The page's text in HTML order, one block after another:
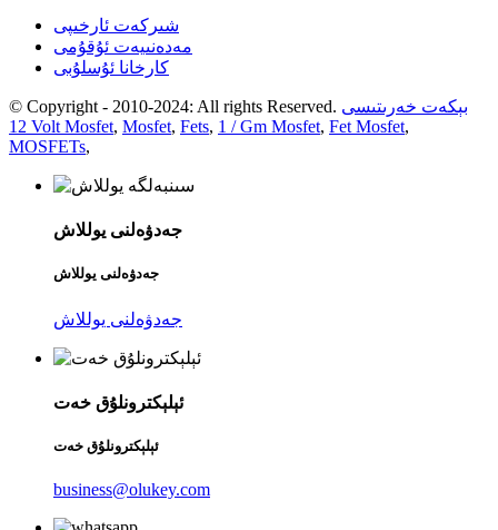
شىركەت ئارخىپى
مەدەنىيەت ئۇقۇمى
كارخانا ئۇسلۇبى
© Copyright - 2010-2024: All rights Reserved. بېكەت خەرىتىسى
12 Volt Mosfet, Mosfet, Fets, 1 / Gm Mosfet, Fet Mosfet,
MOSFETs,
جەدۋەلنى يوللاش
جەدۋەلنى يوللاش
جەدۋەلنى يوللاش
ئېلېكترونلۇق خەت
ئېلېكترونلۇق خەت
business@olukey.com